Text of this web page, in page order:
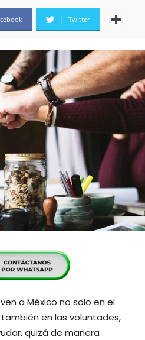
Twitter
a México no solo en el
en las voluntades,
quizá de manera